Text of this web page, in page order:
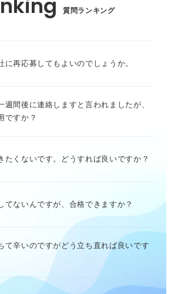
質問ランキング
に再応募してもよいのでしょうか。
週間後に連絡しますと言われましたが、
ですか？
たくないです。どうすれば良いですか？
てないんですが、合格できますか？
て辛いのですがどう立ち直れば良いです